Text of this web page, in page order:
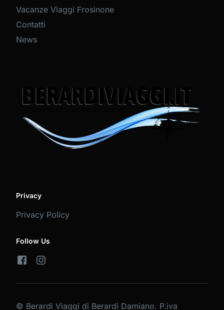
Vacanze Viaggi Frosinone
Contatti
News
Privacy
Privacy Policy
Follow Us
© Berardi Viaggi di Berardi Damiano. P.iva